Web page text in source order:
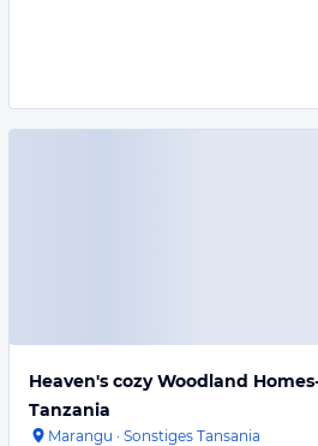
Heaven's cozy Woodland
Tanzania
Marangu · Sonstiges Tansania